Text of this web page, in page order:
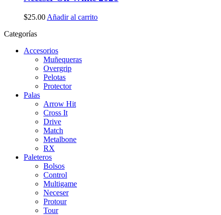
$25.00 Añadir al carrito
Categorías
Accesorios
Muñequeras
Overgrip
Pelotas
Protector
Palas
Arrow Hit
Cross It
Drive
Match
Metalbone
RX
Paleteros
Bolsos
Control
Multigame
Neceser
Protour
Tour